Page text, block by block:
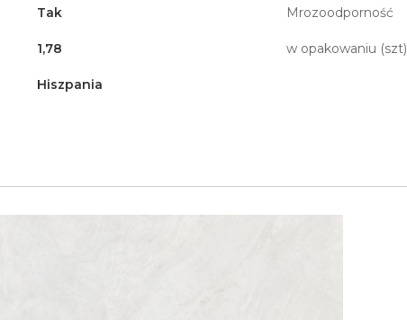
Tak Mrozoodporność
1,78 w opakowaniu (szt)
Hiszpania